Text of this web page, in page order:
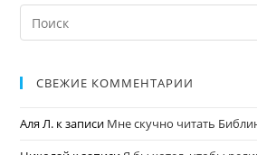
СВЕЖИЕ КОММЕНТАРИИ
Аля Л. к записи Мне скучно читать